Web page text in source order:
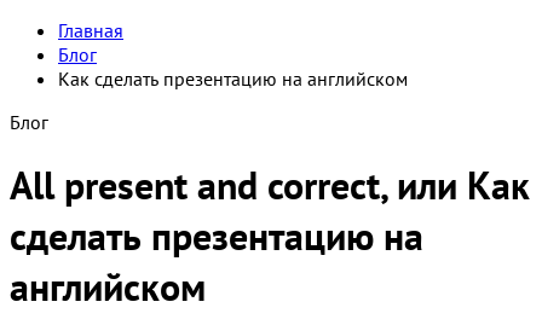
Главная
Блог
Как сделать презентацию на английском
Блог
All present and correct, или Как
сделать презентацию на
английском